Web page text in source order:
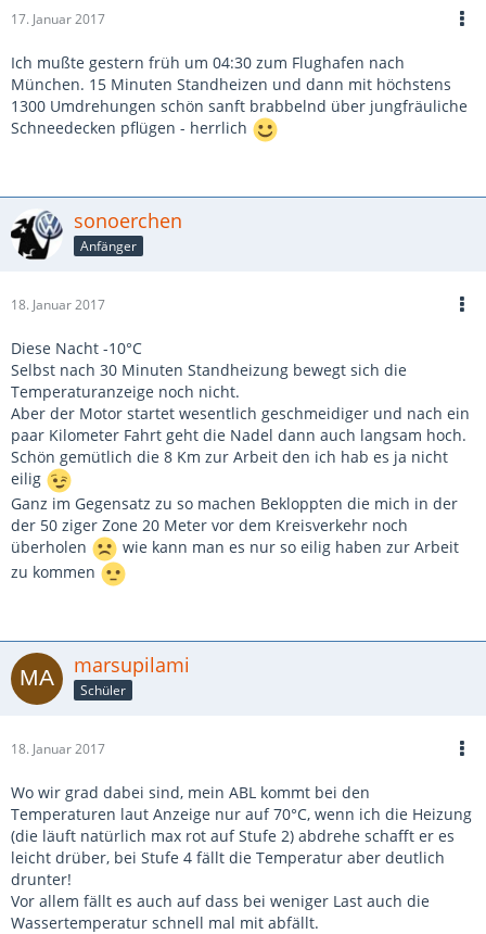
17. Januar 2017
Ich mußte gestern früh um 04:30 zum Flughafen nach
München. 15 Minuten Standheizen und dann mit höchstens
1300 Umdrehungen schön sanft brabbelnd über jungfräuliche
Schneedecken pflügen - herrlich
sonoerchen
Anfänger
18. Januar 2017
Diese Nacht -10°C
Selbst nach 30 Minuten Standheizung bewegt sich die
Temperaturanzeige noch nicht.
Aber der Motor startet wesentlich geschmeidiger und nach ein
paar Kilometer Fahrt geht die Nadel dann auch langsam hoch.
Schön gemütlich die 8 Km zur Arbeit den ich hab es ja nicht
eilig
Ganz im Gegensatz zu so machen Bekloppten die mich in der
der 50 ziger Zone 20 Meter vor dem Kreisverkehr noch
überholen
wie kann man es nur so eilig haben zur Arbeit
zu kommen
marsupilami
Schüler
18. Januar 2017
Wo wir grad dabei sind, mein ABL kommt bei den
Temperaturen laut Anzeige nur auf 70°C, wenn ich die Heizung
(die läuft natürlich max rot auf Stufe 2) abdrehe schafft er es
leicht drüber, bei Stufe 4 fällt die Temperatur aber deutlich
drunter!
Vor allem fällt es auch auf dass bei weniger Last auch die
Wassertemperatur schnell mal mit abfällt.